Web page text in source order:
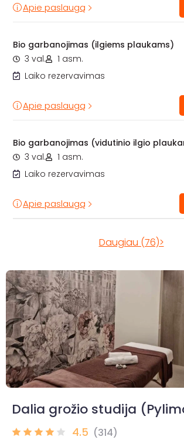
Apie paslaugą
Bio garbanojimas (ilgiems plaukams)
3 val.
1 asm.
Laiko rezervavimas
Apie paslaugą
Bio garbanojimas (vidutinio ilgio
3 val.
1 asm.
Laiko rezervavimas
Apie paslaugą
Daugiau (76)>
Dalia grožio studija
4.5 (314)